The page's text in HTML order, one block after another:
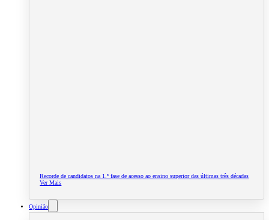
Recorde de candidatos na 1.ª fase de acesso ao ensino superior das últimas três décadas
Ver Mais
Opinião